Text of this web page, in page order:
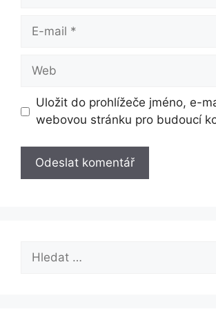
Web
Uložit do prohlížeče jméno, e-
webovou stránku pro budoucí